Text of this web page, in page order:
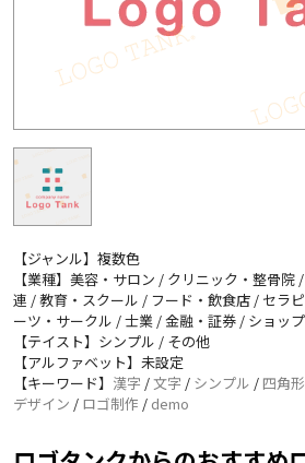
【ジャンル】複数色
【業種】美容・サロン / クリニック・整骨院
連 / 教育・スクール / フード・飲食店 / セラ
ーツ・サークル / 士業 / 金融・証券 / ショッ
【テイスト】シンプル / その他
【アルファベット】未設定
【キーワード】 漢字 /文字 / シンプル / 四角形
デザイン / ロゴ制作 / demo